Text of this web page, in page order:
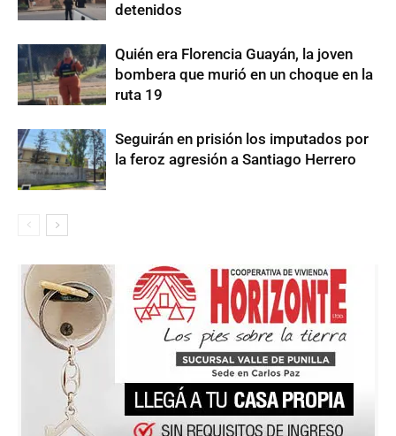
detenidos
Quién era Florencia Guayán, la joven
bombera que murió en un choque en la
ruta 19
Seguirán en prisión los imputados por
la feroz agresión a Santiago Herrero